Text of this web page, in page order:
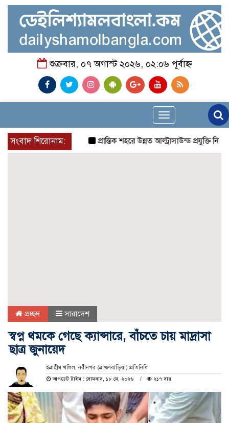
শুক্রবার, ০৭ অগাস্ট ২০২৬, ০২:০৬ পূর্বাহ্ন
Toggle
navigation
সংবাদ শিরোনাম:
প্রান্তিক শহরে উন্নত আল্ট্রাসাউন্ড প্রযুক্তি নিয়ে
প্রচ্ছদ সারাদেশ
স্বপ্ন থমকে গেছে ক্যান্সারে, বাঁচতে চায় মাদ্রাসা
ছাত্র জুনায়েদ
ইব্রাহীম খলিল, নবীনগর (ব্রাহ্মণবাড়িয়া) প্রতিনিধি
আপডেট টাইম : সোমবার, ১৮ মে, ২০২৬
২১৭ বার